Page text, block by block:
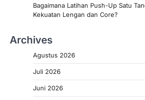
Bagaimana Latihan Push-Up Satu
Kekuatan Lengan dan Core?
Archives
Agustus 2026
Juli 2026
Juni 2026